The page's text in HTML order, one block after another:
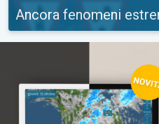
Ancora fenomeni